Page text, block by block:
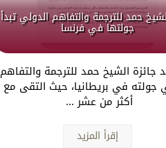
حمد للترجمة والتفاهم الدولي تبدأ
جولتها في فرنسا
جائزة الشيخ حمد للترجمة والتفاهم
جولته في بريطانيا، حيث التقى مع
أكثر من عشر ...
إقرأ المزيد